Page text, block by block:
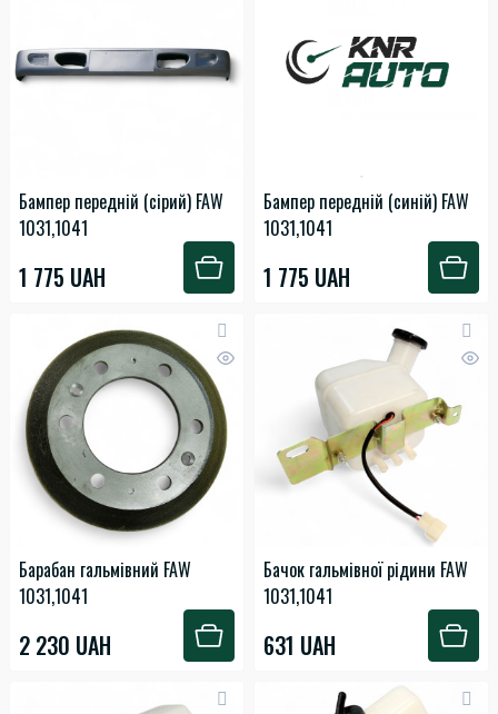
Бампер передній (сірий) FAW
1031,1041
1 775 UAH
Бампер передній (синій) FAW
1031,1041
1 775 UAH
Барабан гальмівний FAW
1031,1041
2 230 UAH
Бачок гальмівної рідини FAW
1031,1041
631 UAH